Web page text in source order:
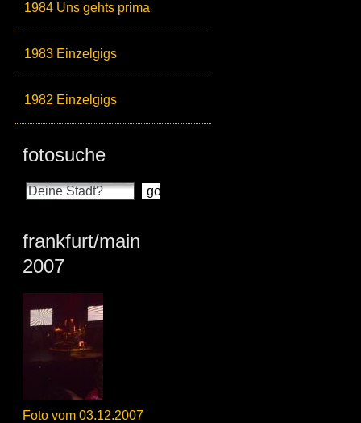
1984 Uns gehts prima
1983 Einzelgigs
1982 Einzelgigs
fotosuche
frankfurt/main
2007
Foto vom 03.12.2007